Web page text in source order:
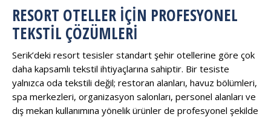
RESORT OTELLER İÇIN PROFESYONEL
TEKSTIL ÇÖZÜMLERI
Serik’deki resort tesisler standart şehir otellerine göre çok
daha kapsamlı tekstil ihtiyaçlarına sahiptir. Bir tesiste
yalnızca oda tekstili değil; restoran alanları, havuz bölümleri,
spa merkezleri, organizasyon salonları, personel alanları ve
dış mekan kullanımına yönelik ürünler de profesyonel şekilde